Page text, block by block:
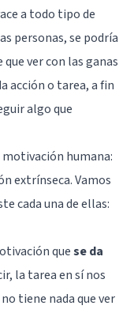
a todo tipo de
personas, se podría
que ver con las ganas
acción o tarea, a fin
algo que
humana:
extrínseca. Vamos
cada una de ellas:
quese da
la tarea en sí nos
tiene nada que ver